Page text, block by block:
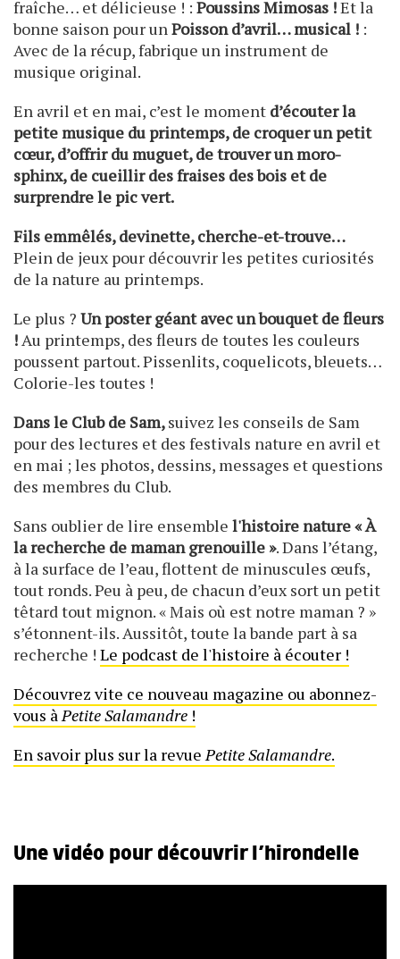
fraîche… et délicieuse ! : Poussins Mimosas !Et la
bonne saison pour unPoisson d’avril… musical ! :
Avec de la récup, fabrique un instrument de
musique original.
En avril et en mai, c’est le moment d’écouter la
petite musique du printemps, de croquer un petit
cœur, d’offrir du muguet, de trouver un moro-
sphinx, de cueillir des fraises des bois et de
surprendre le pic vert.
Fils emmêlés, devinette, cherche-et-trouve…
Plein de jeux pour découvrir les petites curiosités
de la nature au printemps.
Le plus ? Unposter géant avec un bouquet de fleurs
!Au printemps, des fleurs de toutes les couleurs
poussent partout. Pissenlits, coquelicots, bleuets…
Colorie-les toutes !
Dans le Club de Sam,suivez les conseils de Sam
pour des lectures et des festivals nature en avril et
en mai ; les photos, dessins, messages et questions
des membres du Club.
Sans oublier de lire ensemble l'histoire nature « À
la recherche de maman grenouille ». Dans l’étang,
à la surface de l’eau, flottent de minuscules œufs,
tout ronds. Peu à peu, de chacun d’eux sort un petit
têtard tout mignon. « Mais où est notre maman ? »
s’étonnent-ils. Aussitôt, toute la bande part à sa
recherche ! Le podcast de l'histoire à écouter !
Découvrez vite ce nouveau magazine ou abonnez-
vous àPetite Salamandre !
En savoir plus sur la revuePetite Salamandre.
Une vidéo pour découvrir l’hirondelle